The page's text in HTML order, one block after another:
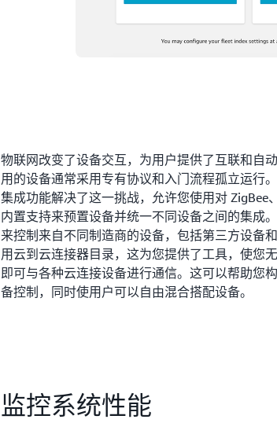
物联网改变了设备交互，为用户提供了互联和自
用的设备通常采用专有协议和入门流程孤立运行
集成功能解决了这一挑战，允许您使用对 ZigBee
内置支持来预置设备并统一不同设备之间的集成
来控制来自不同制造商的设备，包括第三方设备
用云到云连接器目录，这为您提供了工具，使您
即可与各种云连接设备进行通信。这可以帮助您
备控制，同时使用户可以自由混合搭配设备。
监控系统性能